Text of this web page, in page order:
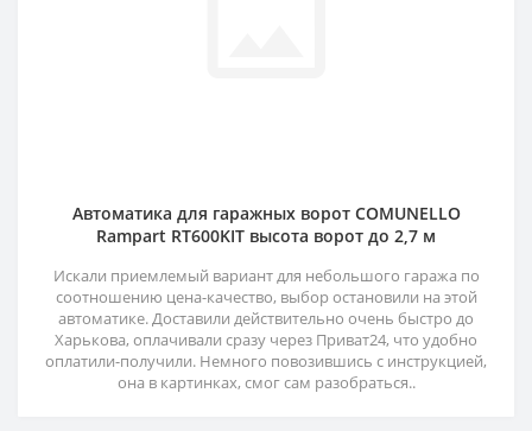
Автоматика для гаражных ворот COMUNELLO
Rampart RT600KIT высота ворот до 2,7 м
Искали приемлемый вариант для небольшого гаража по
соотношению цена-качество, выбор остановили на этой
автоматике. Доставили действительно очень быстро до
Харькова, оплачивали сразу через Приват24, что удобно
оплатили-получили. Немного повозившись с инструкцией,
она в картинках, смог сам разобраться..